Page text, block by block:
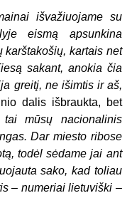
išvažiuojame su
eismą apsunkina
karštakošių, kartais net
sakant, anokia čia
greitį, ne išimtis ir aš,
dalis išbraukta, bet
tai mūsų nacionalinis
Dar miesto ribose
todėl sėdame jai ant
sako, kad toliau
– numeriai lietuviški –